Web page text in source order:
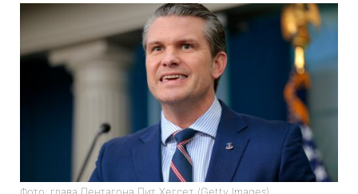
Фото: глава Пентагона Пит Хегсет (Getty Images)